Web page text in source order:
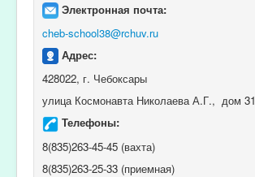
Электронная почта:
cheb-school38@rchuv.ru
Адрес:
428022, г. Чебоксары
улица Космонавта Николаева А.Г., дом 31
Телефоны:
8(835)263-45-45 (вахта)
8(835)263-25-33 (приемная)